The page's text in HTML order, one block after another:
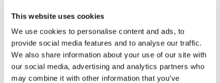
This website uses cookies
We use cookies to personalise content and ads, to
provide social media features and to analyse our traffic.
We also share information about your use of our site with
our social media, advertising and analytics partners who
may combine it with other information that you’ve
Wi-Fi requis
oui
TV requise
non
À PROPOS DE MOI